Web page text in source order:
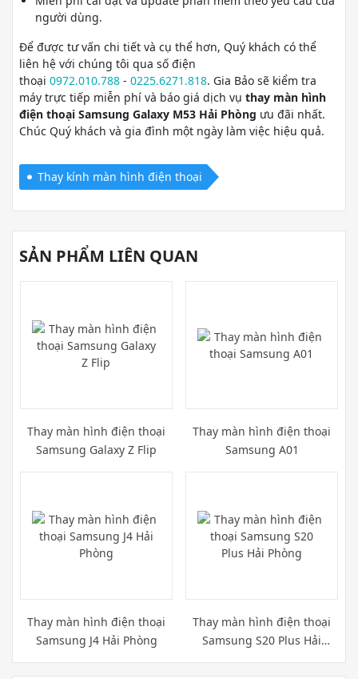
người dùng.
Để được tư vấn chi tiết và cụ thể hơn, Quý khách có thể
liên hệ với chúng tôi qua số điện
thoại 0972.010.788 - 0225.6271.818. Gia Bảo sẽ kiểm tra
máy trực tiếp miễn phí và báo giá dịch vụ thay màn hình
điện thoại Samsung Galaxy M53 Hải Phòng ưu đãi nhất.
Chúc Quý khách và gia đình một ngày làm việc hiệu quả.
Thay kính màn hình điện thoại
SẢN PHẨM LIÊN QUAN
Thay màn hình điện thoại
Samsung Galaxy Z Flip
Thay màn hình điện thoại
Samsung A01
Thay màn hình điện thoại
Samsung J4 Hải Phòng
Thay màn hình điện thoại
Samsung S20 Plus Hải
Phòng